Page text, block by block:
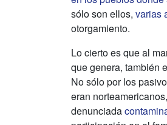
sólo son ellos, varias
otorgamiento.
Lo cierto es que al
que genera, también
No sólo por los
eran
denunciada